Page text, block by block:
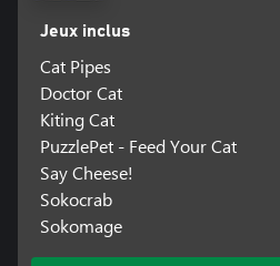
Jeux inclus
Cat Pipes
Doctor Cat
Kiting Cat
PuzzlePet - Feed Your Cat
Say Cheese!
Sokocrab
Sokomage